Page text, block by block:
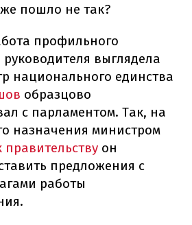
пошло не так?
профильного
руководителя выглядела
национального единства
образцово
с парламентом. Так, на
назначения министром
правительству он
предложения с
работы